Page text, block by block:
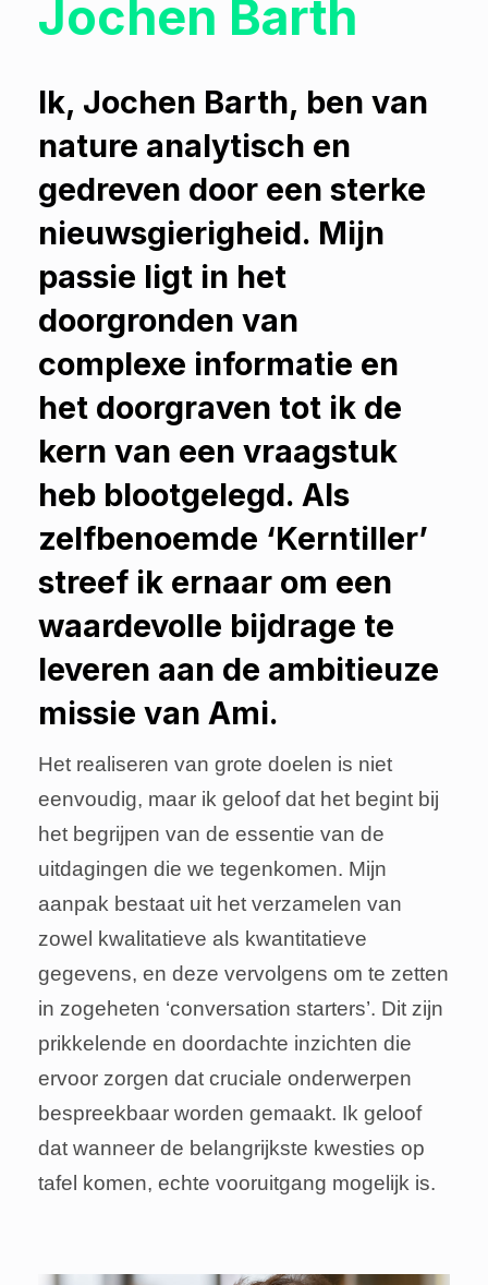
Jochen Barth
Ik, Jochen Barth, ben van
nature analytisch en
gedreven door een sterke
nieuwsgierigheid. Mijn
passie ligt in het
doorgronden van
complexe informatie en
het doorgraven tot ik de
kern van een vraagstuk
heb blootgelegd. Als
zelfbenoemde ‘Kerntiller’
streef ik ernaar om een
waardevolle bijdrage te
leveren aan de ambitieuze
missie van Ami.
Het realiseren van grote doelen is niet
eenvoudig, maar ik geloof dat het begint bij
het begrijpen van de essentie van de
uitdagingen die we tegenkomen. Mijn
aanpak bestaat uit het verzamelen van
zowel kwalitatieve als kwantitatieve
gegevens, en deze vervolgens om te zetten
in zogeheten ‘conversation starters’. Dit zijn
prikkelende en doordachte inzichten die
ervoor zorgen dat cruciale onderwerpen
bespreekbaar worden gemaakt. Ik geloof
dat wanneer de belangrijkste kwesties op
tafel komen, echte vooruitgang mogelijk is.